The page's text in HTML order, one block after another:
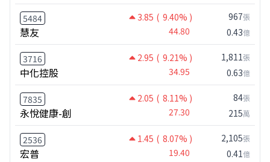
5484 3.85 ( 9.40% )
慧友 44.80
967張
0.43億
3716 2.95 ( 9.21% )
中化控股 34.95
1,811張
0.63億
7835 2.05 ( 8.11% )
永悅健康-創 27.30
84張
215萬
2536 1.45 ( 8.07% )
宏普 19.40
2,105張
0.41億